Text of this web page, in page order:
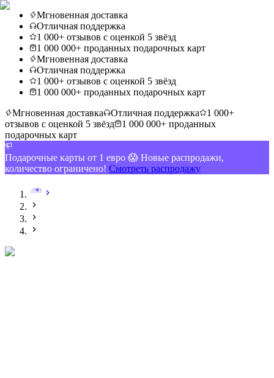
Мгновенная доставка
Отличная поддержка
1 000+ отзывов с оценкой 5 звёзд
1 000 000+ проданных подарочных карт
Мгновенная доставка
Отличная поддержка
1 000+ отзывов с оценкой 5 звёзд
1 000 000+ проданных подарочных карт
Мгновенная доставка
Отличная поддержка
1 000+
отзывов с оценкой 5 звёзд
1 000 000+ проданных
подарочных карт
Подарочные карты от 1 евро 😱 Новые распродажи,
количество ограничено! Смотреть распродажу